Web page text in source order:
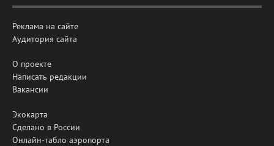
Реклама на сайте
Аудитория сайта
О проекте
Написать редакции
Вакансии
Экокарта
Сделано в России
Онлайн-табло аэропорта